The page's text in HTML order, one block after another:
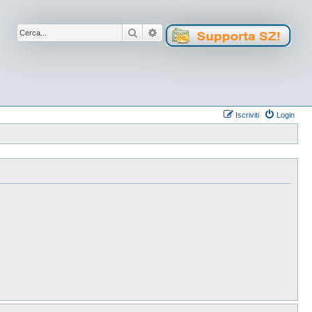
Cerca Ricerca avanzata
Login
Iscriviti